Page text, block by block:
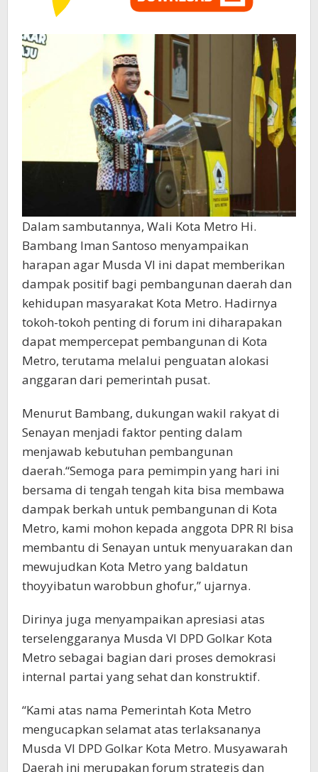
Dalam sambutannya, Wali Kota Metro Hi.
Bambang Iman Santoso menyampaikan
harapan agar Musda VI ini dapat memberikan
dampak positif bagi pembangunan daerah dan
kehidupan masyarakat Kota Metro. Hadirnya
tokoh-tokoh penting di forum ini diharapakan
dapat mempercepat pembangunan di Kota
Metro, terutama melalui penguatan alokasi
anggaran dari pemerintah pusat.
Menurut Bambang, dukungan wakil rakyat di
Senayan menjadi faktor penting dalam
menjawab kebutuhan pembangunan
daerah.“Semoga para pemimpin yang hari ini
bersama di tengah tengah kita bisa membawa
dampak berkah untuk pembangunan di Kota
Metro, kami mohon kepada anggota DPR RI bisa
membantu di Senayan untuk menyuarakan dan
mewujudkan Kota Metro yang baldatun
thoyyibatun warobbun ghofur,” ujarnya.
Dirinya juga menyampaikan apresiasi atas
terselenggaranya Musda VI DPD Golkar Kota
Metro sebagai bagian dari proses demokrasi
internal partai yang sehat dan konstruktif.
“Kami atas nama Pemerintah Kota Metro
mengucapkan selamat atas terlaksananya
Musda VI DPD Golkar Kota Metro. Musyawarah
Daerah ini merupakan forum strategis dan